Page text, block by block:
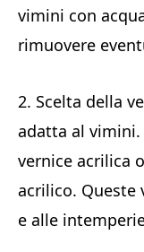
vimini con
rimuovere
2. Scelta della
adatta al
vernice acrilica
acrilico. Queste
e alle